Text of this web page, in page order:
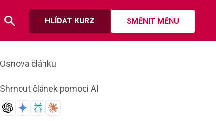
HLÍDAT KURZ SMĚNIT MĚNU
Osnova článku
Shrnout článek pomoci AI